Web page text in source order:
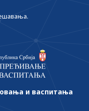
и васпитања